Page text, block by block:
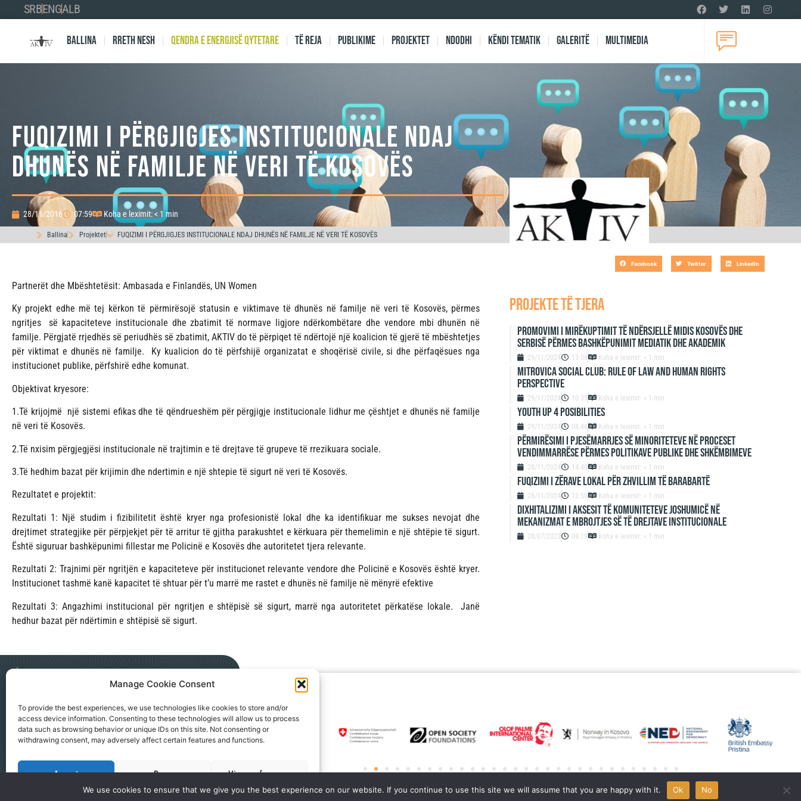
Manage Cookie Consent
To provide the best experiences, we use technologies like cookies to store and/or
access device information. Consenting to these technologies will allow us to process
data such as browsing behavior or unique IDs on this site. Not consenting or
withdrawing consent, may adversely affect certain features and functions.
Accept Deny View preferences
SRBENGALB
Ballina Rreth nesh Qendra e Energjisë Qytetare Të reja Publikime Projektet Ndodhi Këndi Tematik Galeritë Multimedia
FUQIZIMI I PËRGJIGJES INSTITUCIONALE NDAJ
DHUNËS NË FAMILJE NË VERI TË KOSOVËS
28/11/2016 07:59 Koha e leximit: < 1 min
Ballina Projektet FUQIZIMI I PËRGJIGJES INSTITUCIONALE NDAJ DHUNËS NË FAMILJE NË VERI TË KOSOVËS
Partnerët dhe Mbështetësit: Ambasada e Finlandës, UN Women
Ky projekt edhe më tej kërkon të përmirësojë statusin e viktimave të dhunës në familje në veri të Kosovës, përmes
ngritjes së kapaciteteve institucionale dhe zbatimit të normave ligjore ndërkombëtare dhe vendore mbi dhunën në
familje. Përgjatë rrjedhës së periudhës së zbatimit, AKTIV do të përpiqet të ndërtojë një koalicion të gjerë të mbështetjes
për viktimat e dhunës në familje. Ky kualicion do të përfshijë organizatat e shoqërisë civile, si dhe përfaqësues nga
institucionet publike, përfshirë edhe komunat.
Objektivat kryesore:
1.Të krijojmë një sistemi efikas dhe të qëndrueshëm për përgjigje institucionale lidhur me çështjet e dhunës në familje
në veri të Kosovës.
2.Të nxisim përgjegjësi institucionale në trajtimin e të drejtave të grupeve të rrezikuara sociale.
3.Të hedhim bazat për krijimin dhe ndertimin e një shtepie të sigurt në veri të Kosovës.
Rezultatet e projektit:
Rezultati 1: Një studim i fizibilitetit është kryer nga profesionistë lokal dhe ka identifikuar me sukses nevojat dhe
drejtimet strategjike për përpjekjet për të arritur të gjitha parakushtet e kërkuara për themelimin e një shtëpie të sigurt.
Është siguruar bashkëpunimi fillestar me Policinë e Kosovës dhe autoritetet tjera relevante.
Rezultati 2: Trajnimi për ngritjën e kapaciteteve për institucionet relevante vendore dhe Policinë e Kosovës është kryer.
Institucionet tashmë kanë kapacitet të shtuar për t’u marrë me rastet e dhunës në familje në mënyrë efektive
Rezultati 3: Angazhimi institucional për ngritjen e shtëpisë së sigurt, marrë nga autoritetet përkatëse lokale. Janë
hedhur bazat për ndërtimin e shtëpisë së sigurt.
Facebook Twitter LinkedIn
projekte të tjera
Promovimi i mirëkuptimit të ndërsjellë midis Kosovës dhe
Serbisë përmes bashkëpunimit mediatik dhe akademik
29/11/2024 13:08 Koha e leximit: < 1 min
Mitrovica Social Club: Rule of Law and Human Rights
Perspective
29/11/2024 10:35 Koha e leximit: < 1 min
Youth up 4 Posibilities
29/11/2024 08:46 Koha e leximit: < 1 min
Përmirësimi i Pjesëmarrjes së Minoriteteve në Proceset
Vendimmarrëse përmes Politikave Publike dhe Shkëmbimeve
28/11/2024 14:40 Koha e leximit: < 1 min
Fuqizimi i zërave lokal për zhvillim të barabartë
28/11/2024 12:50 Koha e leximit: < 1 min
Dixhitalizimi i aksesit të komuniteteve joshumicë në
mekanizmat e mbrojtjes së të drejtave institucionale
28/07/2023 08:19 Koha e leximit: < 1 min
NGO AKTIV SEVERNA MITROVICA
Kralja Petra I, 183a, Severna Mitrovica
office@ngoaktiv.org
Politika PrivatnostiKontaktirajte nas All rights reserved © NGO Aktiv 2022 | Designed by L’Atelier
We use cookies to ensure that we give you the best experience on our website. If you continue to use this site we will assume that you are happy with it. Ok No